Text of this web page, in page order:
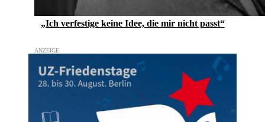
„Ich verfestige keine Idee, die mir nicht passt“